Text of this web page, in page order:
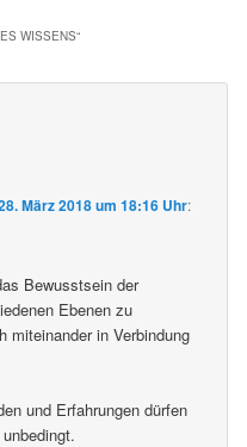
WISSENS“
März 2018 um 18:16 Uhr:
Bewusstsein der
Ebenen zu
miteinander in Verbindung
und Erfahrungen dürfen